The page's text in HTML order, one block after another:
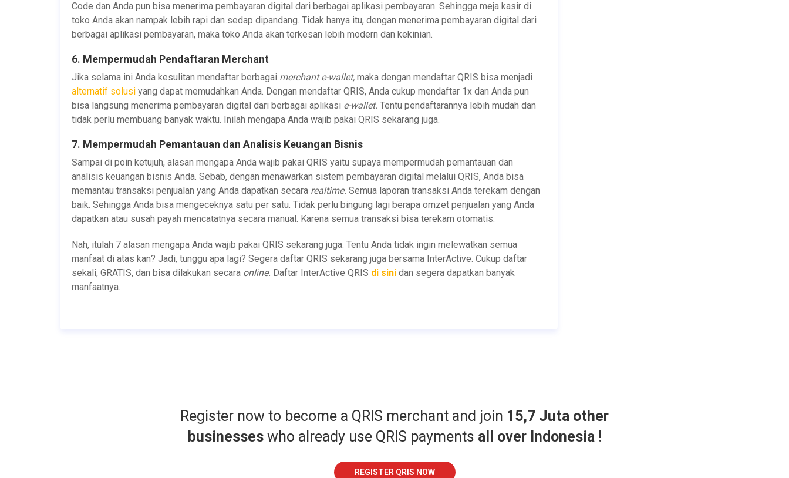
Code dan Anda pun bisa menerima pembayaran digital dari berbagai aplikasi pembayaran. Sehingga meja kasir di
toko Anda akan nampak lebih rapi dan sedap dipandang. Tidak hanya itu, dengan menerima pembayaran digital dari
berbagai aplikasi pembayaran, maka toko Anda akan terkesan lebih modern dan kekinian.
6. Mempermudah Pendaftaran Merchant
Jika selama ini Anda kesulitan mendaftar berbagai merchant e-wallet, maka dengan mendaftar QRIS bisa menjadi
alternatif solusi yang dapat memudahkan Anda. Dengan mendaftar QRIS, Anda cukup mendaftar 1x dan Anda pun
bisa langsung menerima pembayaran digital dari berbagai aplikasi e-wallet. Tentu pendaftarannya lebih mudah dan
tidak perlu membuang banyak waktu. Inilah mengapa Anda wajib pakai QRIS sekarang juga.
7. Mempermudah Pemantauan dan Analisis Keuangan Bisnis
Sampai di poin ketujuh, alasan mengapa Anda wajib pakai QRIS yaitu supaya mempermudah pemantauan dan
analisis keuangan bisnis Anda. Sebab, dengan menawarkan sistem pembayaran digital melalui QRIS, Anda bisa
memantau transaksi penjualan yang Anda dapatkan secara realtime. Semua laporan transaksi Anda terekam dengan
baik. Sehingga Anda bisa mengeceknya satu per satu. Tidak perlu bingung lagi berapa omzet penjualan yang Anda
dapatkan atau susah payah mencatatnya secara manual. Karena semua transaksi bisa terekam otomatis.
Nah, itulah 7 alasan mengapa Anda wajib pakai QRIS sekarang juga. Tentu Anda tidak ingin melewatkan semua
manfaat di atas kan? Jadi, tunggu apa lagi? Segera daftar QRIS sekarang juga bersama InterActive. Cukup daftar
sekali, GRATIS, dan bisa dilakukan secara online. Daftar InterActive QRIS di sini dan segera dapatkan banyak
manfaatnya.
Register now to become a QRIS merchant and join 15,7 Juta other
businesseswho already use QRIS payments all over Indonesia!
REGISTER QRIS NOW